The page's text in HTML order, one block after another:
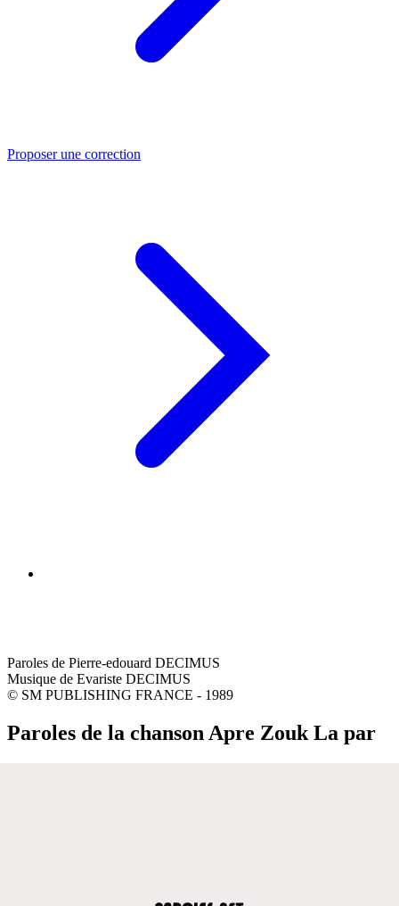
Proposer une correction
Paroles de Pierre-edouard DECIMUS
Musique de Evariste DECIMUS
© SM PUBLISHING FRANCE - 1989
Paroles de la chanson Apre Zouk La par